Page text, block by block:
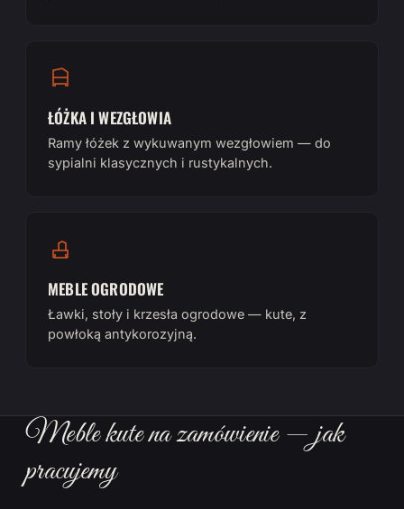
ŁÓŻKA I WEZGŁOWIA
Ramy łóżek z wykuwanym wezgłowiem — do
sypialni klasycznych i rustykalnych.
MEBLE OGRODOWE
Ławki, stoły i krzesła ogrodowe — kute, z
powłoką antykorozyjną.
Meble kute na zamówienie — jak
pracujemy